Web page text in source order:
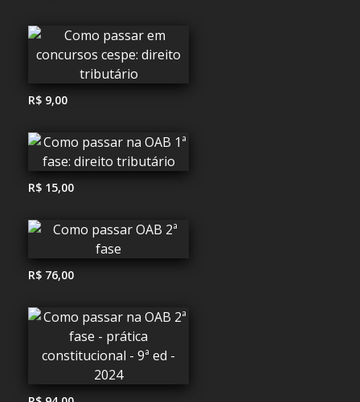
R$ 9,00
R$ 15,00
R$ 76,00